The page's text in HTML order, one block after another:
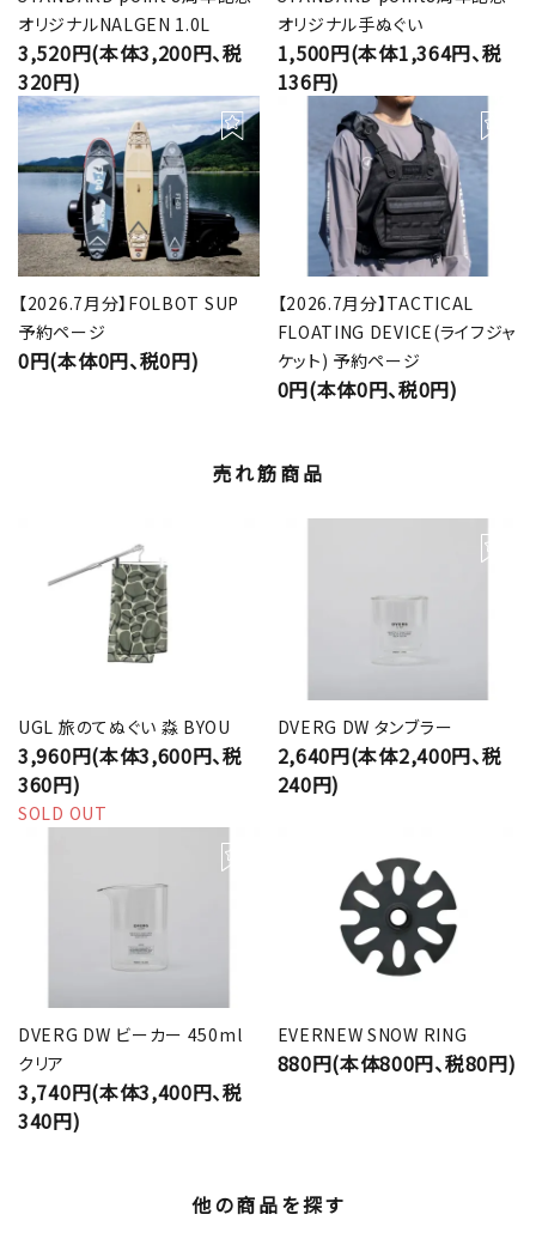
オリジナルNALGEN 1.0L
3,520円(本体3,200円、税
320円)
オリジナル手ぬぐい
1,500円(本体1,364円、税
136円)
【2026.7月分】FOLBOT SUP
予約ページ
0円(本体0円、税0円)
【2026.7月分】TACTICAL
FLOATING DEVICE(ライフジャ
ケット) 予約ページ
0円(本体0円、税0円)
売れ筋商品
UGL 旅のてぬぐい 淼 BYOU
3,960円(本体3,600円、税
360円)
SOLD OUT
DVERG DW タンブラー
2,640円(本体2,400円、税
240円)
DVERG DW ビーカー 450ml
クリア
3,740円(本体3,400円、税
340円)
EVERNEW SNOW RING
880円(本体800円、税80円)
他の商品を探す